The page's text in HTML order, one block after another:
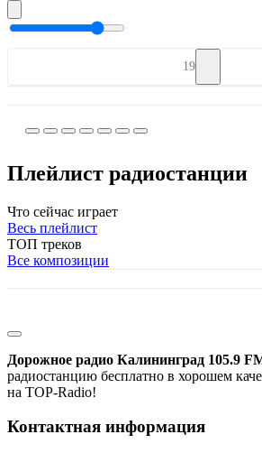
19
Плейлист радиостанции
Что сейчас играет
Весь плейлист
ТОП треков
Все композиции
Дорожное радио Калининград 105.9
радиостанцию бесплатно в хорошем
на TOP-Radio!
Контактная информация